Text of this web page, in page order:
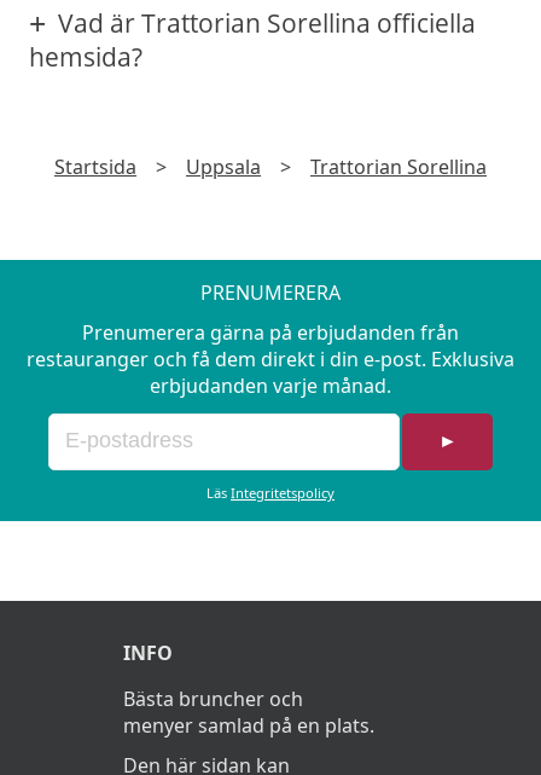
Vad är Trattorian Sorellina officiella
hemsida?
Startsida > Uppsala > Trattorian Sorellina
PRENUMERERA
Prenumerera gärna på erbjudanden från
restauranger och få dem direkt i din e-post. Exklusiva
erbjudanden varje månad.
►
Läs Integritetspolicy
INFO
Bästa bruncher och
menyer samlad på en plats.
Den här sidan kan